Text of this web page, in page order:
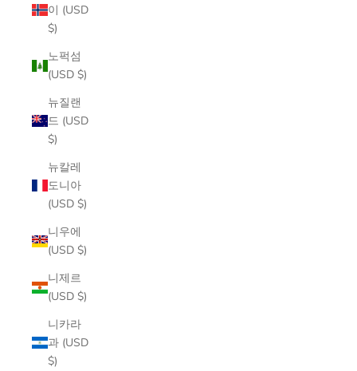
이 (USD
$)
노퍽섬
(USD $)
뉴질랜
드 (USD
$)
뉴칼레
도니아
(USD $)
니우에
(USD $)
니제르
(USD $)
니카라
과 (USD
$)